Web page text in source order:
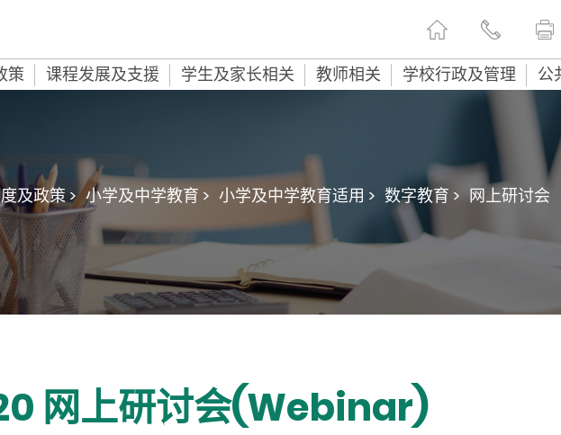
策 课程发展及支援 学生及家长相关 教师相关 学校行政及管理 公
及政策 > 小学及中学教育 > 小学及中学教育适用 > 数字教育 > 网上研讨会
网上研讨会(Webinar)